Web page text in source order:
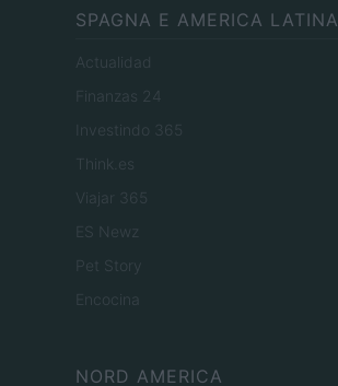
SPAGNA E AMERICA LATINA
Actualidad
Finanzas 24
Investindo 365
Think.es
Viajar 365
ES Newz
Pet Story
Encocina
NORD AMERICA